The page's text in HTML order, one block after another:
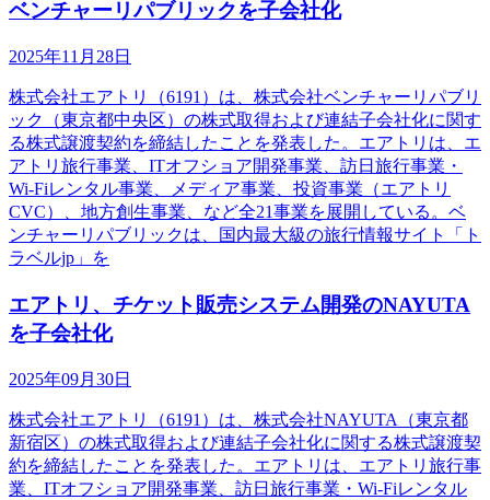
ベンチャーリパブリックを子会社化
2025年11月28日
株式会社エアトリ（6191）は、株式会社ベンチャーリパブリ
ック（東京都中央区）の株式取得および連結子会社化に関す
る株式譲渡契約を締結したことを発表した。エアトリは、エ
アトリ旅行事業、ITオフショア開発事業、訪日旅行事業・
Wi-Fiレンタル事業、メディア事業、投資事業（エアトリ
CVC）、地方創生事業、など全21事業を展開している。ベ
ンチャーリパブリックは、国内最大級の旅行情報サイト「ト
ラベルjp」を
エアトリ、チケット販売システム開発のNAYUTA
を子会社化
2025年09月30日
株式会社エアトリ（6191）は、株式会社NAYUTA（東京都
新宿区）の株式取得および連結子会社化に関する株式譲渡契
約を締結したことを発表した。エアトリは、エアトリ旅行事
業、ITオフショア開発事業、訪日旅行事業・Wi-Fiレンタル